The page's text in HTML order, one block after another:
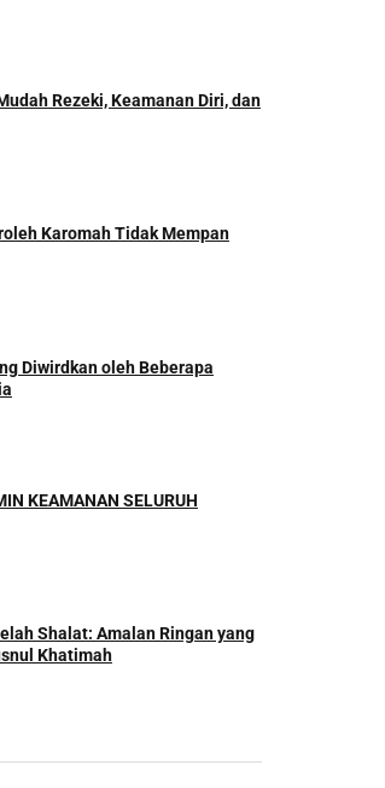
Rezeki, Keamanan Diri, dan
Karomah Tidak Mempan
Diwirdkan oleh Beberapa
KEAMANAN SELURUH
Shalat: Amalan Ringan yang
Khatimah